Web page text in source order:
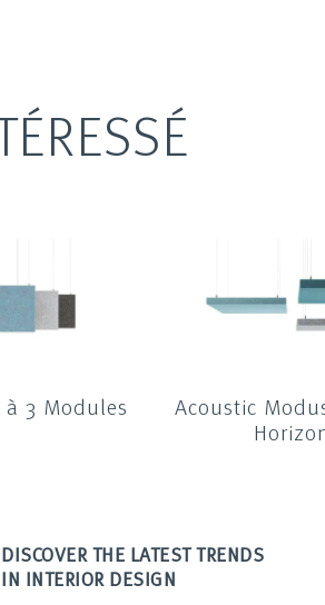
3 Modules Acoustic
DISCOVER THE LATEST TRENDS
IN INTERIOR DESIGN